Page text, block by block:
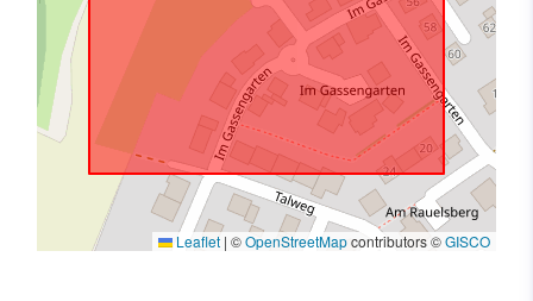
Leaflet | ©OpenStreetMapcontributors ©GISCO